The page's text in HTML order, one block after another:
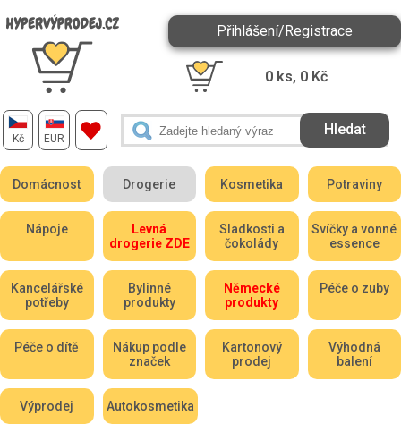
Kč EUR
Přihlášení/Registrace
0 ks, 0 Kč
Domácnost Drogerie Kosmetika Potraviny
Nápoje
Levná
drogerie ZDE
Sladkosti a
čokolády
Svíčky a vonné
essence
Kancelářské
potřeby
Bylinné
produkty
Německé
produkty
Péče o zuby
Péče o dítě
Nákup podle
značek
Kartonový
prodej
Výhodná
balení
Výprodej Autokosmetika